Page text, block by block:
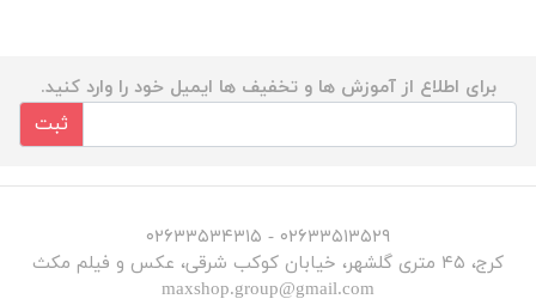
برای اطلاع از آموزش ها و تخفیف ها ایمیل خود را وارد کنید.
ثبت
۰۲۶۳۳۵۱۳۵۲۹ - ۰۲۶۳۳۵۳۴۳۱۵
کرج، ۴۵ متری گلشهر، خیابان کوکب شرقی، عکس و فیلم مکث
maxshop.group@gmail.com